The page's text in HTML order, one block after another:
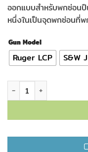
ออกแบบสำหรับพกซ่อนปื
หนึ่งในเป็นจุดพกซ่อนที่
Gun Model
Ruger LCP S&W
จำนวน ซองพกซ่อน De